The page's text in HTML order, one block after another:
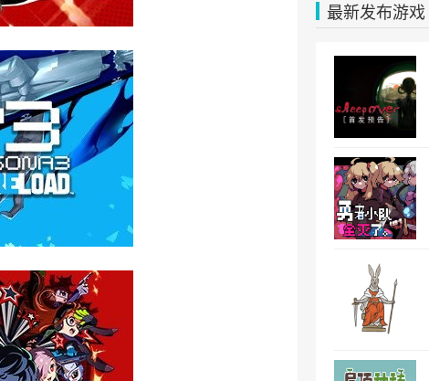
最新发布游戏